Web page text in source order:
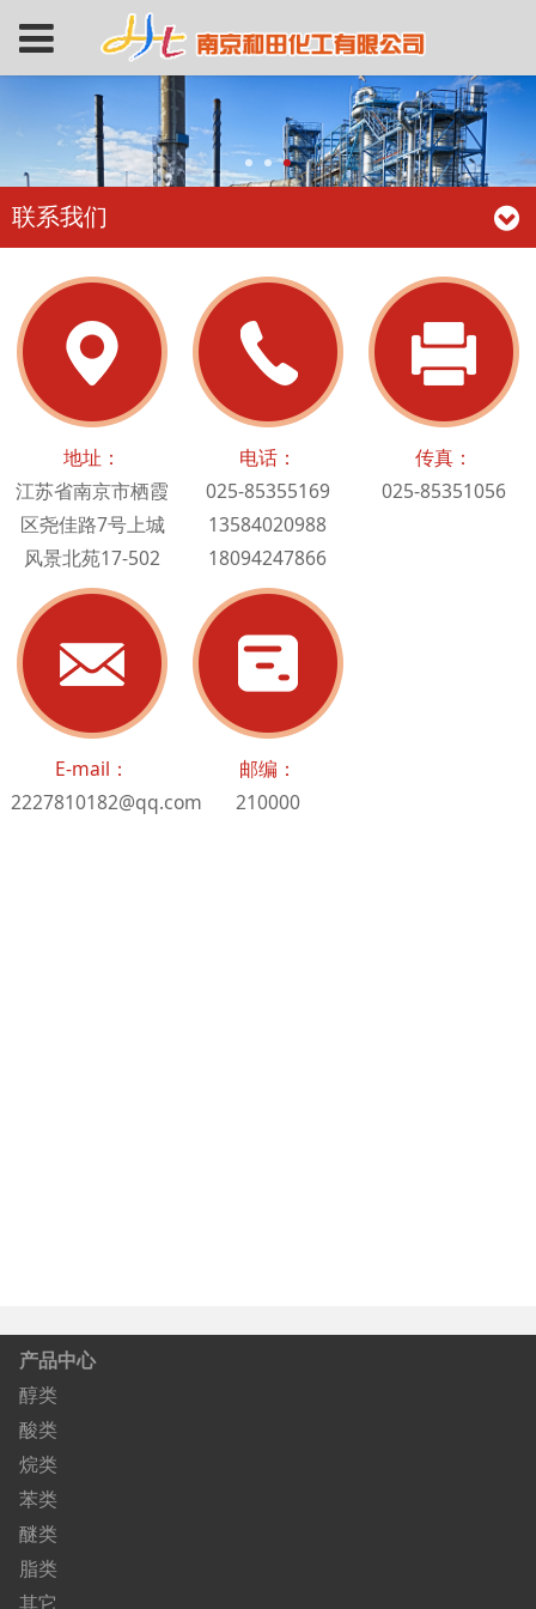
联系我们
地址：
江苏省南京市栖霞
区尧佳路7号上城
风景北苑17-502
电话：
025-85355169
13584020988
18094247866
传真：
025-85351056
E-mail：
2227810182@qq.com
邮编：
210000
产品中心
醇类
酸类
烷类
苯类
醚类
脂类
其它